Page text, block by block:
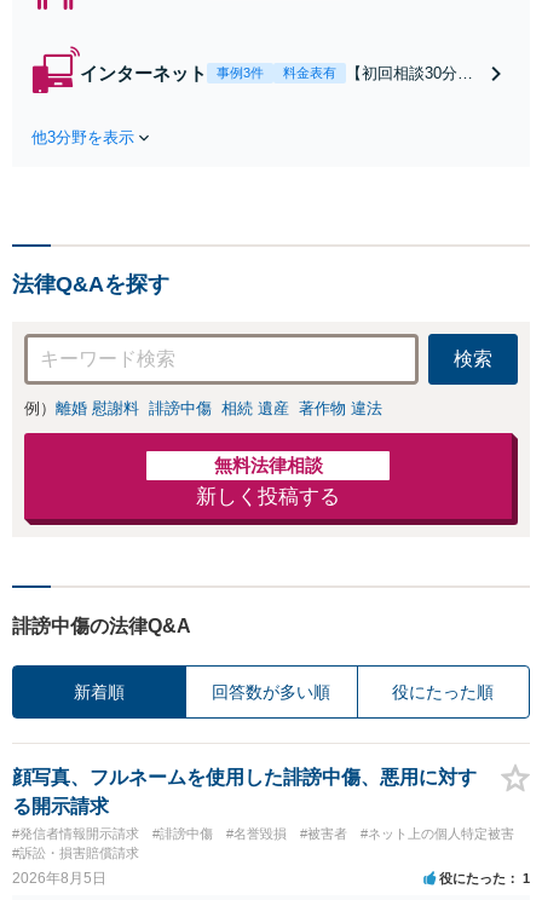
れたら、サインす
インターネット 事例3件 料金表有
【初回相談30分無
お店の風評被害対
応可：開示請求の
意見照会が来たと
きの対処法、被害
者との示談交渉
他3分野を表示
法律Q&Aを探す
検索
例） 離婚 慰謝料 誹謗中傷 相続 遺産 著作物 違法
無料法律相談
新しく投稿する
誹謗中傷の法律Q&A
新着順 回答数が多い順 役にたった順
顔写真、フルネームを使用した誹謗中傷、悪用に対す
る開示請求
#発信者情報開示請求 #誹謗中傷 #名誉毀損 #被害者
#ネット上の個人特定被害
#訴訟・損害賠償請求
2026年8月5日 役にたった 1